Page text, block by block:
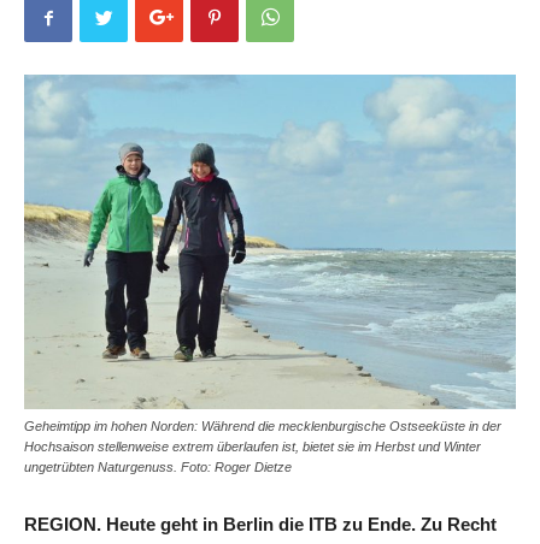
Geheimtipp im hohen Norden: Während die mecklenburgische Ostseeküste in der
Hochsaison stellenweise extrem überlaufen ist, bietet sie im Herbst und Winter
ungetrübten Naturgenuss. Foto: Roger Dietze
REGION. Heute geht in Berlin die ITB zu Ende. Zu Recht